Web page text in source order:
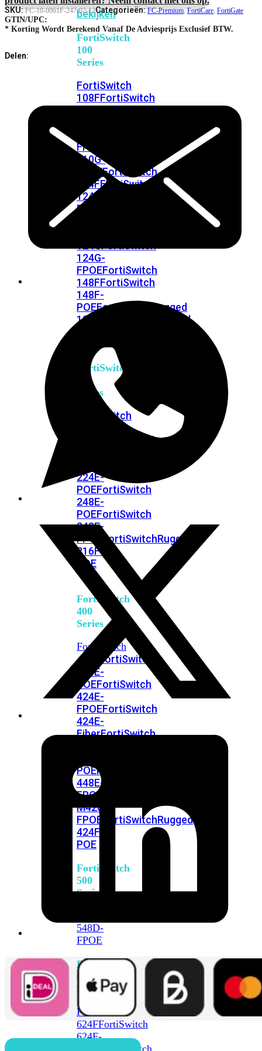
bekijken
FortiSwitch
100
Series
FortiSwitch
108FFortiSwitch
FPOE
110G-
FPOEFortiSwitch
124FFortiSwitch
124F-
POE
124G-
FPOEFortiSwitch
148FFortiSwitch
148F-
POEFortiSwitchRugged
108F
FortiSwitchRugged
FortiSwitch
200
Series
FortiSwitch
FortiSwitch
224E-
POEFortiSwitch
248E-
POEFortiSwitch
248E-
FPOE
FortiSwitchRugged
216F-
POE
FortiSwitch
400
Series
FortiSwitch
424E
FortiSwitch
424E-
POEFortiSwitch
424E-
FPOEFortiSwitch
424E-
FiberFortiSwitch
POEFortiSwitch
448E-
FPOE
M426E-
FPOE
FortiSwitchRugged
424F-
POE
FortiSwitch
500
Series
548D-
FPOE
FortiSwitch
600
Series
FortiSwitch
624FFortiSwitch
624F-
FortiSwitch
SKU:FC-10-0061F-247-02-12Categorieën:FC-Premium,FortiCare, FortiGate
GTIN/UPC:
* Korting Wordt Berekend Vanaf De Adviesprijs Exclusief BTW.
Delen: